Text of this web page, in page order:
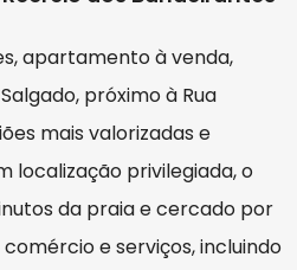
apartamento à venda,
próximo à Rua
mais valorizadas e
localização privilegiada, o
da praia e cercado por
e serviços, incluindo